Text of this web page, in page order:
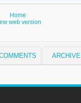
Home
web version
ARCHIVE